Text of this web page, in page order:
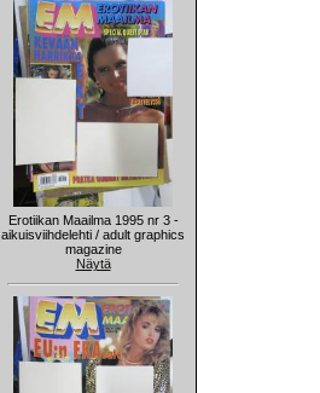
Erotiikan Maailma 1995 nr 3 -
aikuisviihdelehti / adult graphics
magazine
Näytä